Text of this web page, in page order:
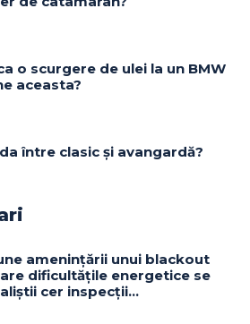
o scurgere de ulei la un BMW
aceasta?
între clasic și avangardă?
amenințării unui blackout
dificultățile energetice se
cer inspecții…